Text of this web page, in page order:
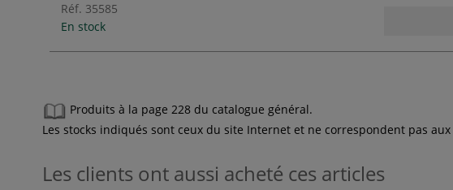
Réf. 35585
En stock
Produits à la page 228 du catalogue général.
Les stocks indiqués sont ceux du site Internet et ne correspondent pas
Les clients ont aussi acheté ces articles